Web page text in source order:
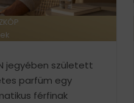
jegyében született
parfüm egy
férfinak